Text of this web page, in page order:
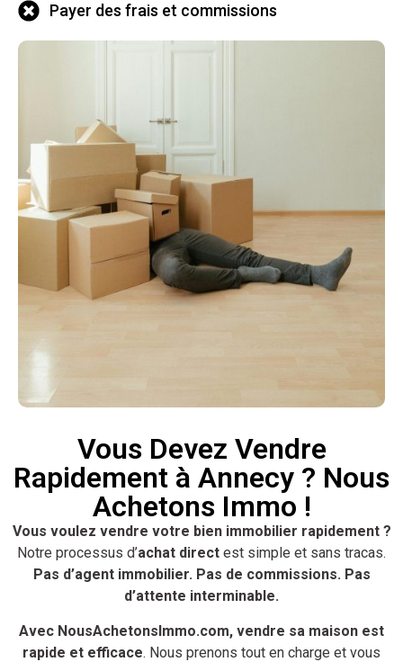
Payer des frais et commissions
Vous Devez Vendre
Rapidement à Annecy ? Nous
Achetons Immo !
Vous voulez vendre votre bien immobilier rapidement ?
Notre processus d’achat direct est simple et sans tracas.
Pas d’agent immobilier. Pas de commissions. Pas
d’attente interminable.
Avec NousAchetonsImmo.com, vendre sa maison est
rapide et efficace. Nous prenons tout en charge et vous